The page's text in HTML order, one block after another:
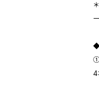
①
4